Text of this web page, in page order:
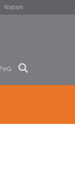
Natisni
PeG